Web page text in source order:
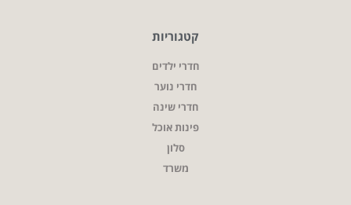
קטגוריות
חדרי ילדים
חדרי נוער
חדרי שינה
פינות אוכל
סלון
משרד